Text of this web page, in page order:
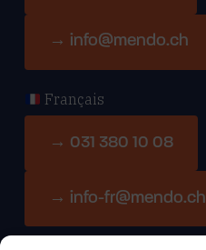
→ info@mendo.ch
Français
→ 031 380 10 08
→ info-fr@mendo.ch